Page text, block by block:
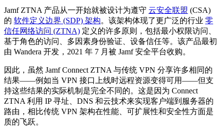
Jamf ZTNA 产品从一开始就被设计为遵守 云安全联盟 (CSA)
的 软件定义边界 (SDP) 架构。该架构体现了更广泛的行业 零
信任网络访问 (ZTNA) 定义的许多原则，包括最小权限访问、
基于角色的访问、多因素身份验证、设备信任等。该产品最初
由 Wandera 开发，2021 年 7 月被 Jamf 安全平台收购。
因此，虽然 Jamf Connect ZTNA 与传统 VPN 分享许多相同的
结果——例如当 VPN 接口上线时远程资源变得可用——但支
持这些结果的实际机制是完全不同的。这是因为 Connect
ZTNA 利用 IP 寻址、DNS 和云技术来实现客户端到服务器的
路由，相比传统 VPN 架构在性能、可扩展性和安全性方面是
质的飞跃。